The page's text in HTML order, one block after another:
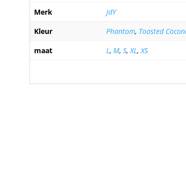
Merk
JdY
Kleur
Phantom, Toasted
maat
L, M,S,XL,XS